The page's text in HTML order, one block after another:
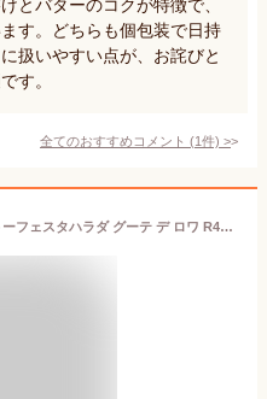
とバターのコクが特徴で、
す。どちらも個包装で日持
扱いやすい点が、お詫びと
す。
全てのおすすめコメント (1件) >
HARADA ラスク スイーツ ガトーフェスタハラダ グーテ デ ロワ R413袋 26枚入り